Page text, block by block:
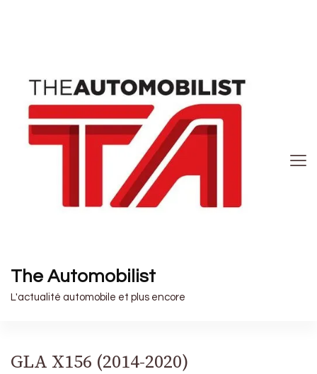
The Automobilist
L'actualité automobile et plus encore
GLA X156 (2014-2020)